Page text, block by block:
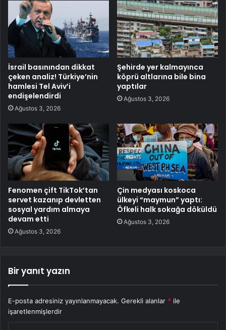
İsrail basınından dikkat
çeken analiz! Türkiye’nin
hamlesi Tel Aviv’i
endişelendirdi
Ağustos 3, 2026
Şehirde yer kalmayınca
köprü altlarına bile bina
yaptılar
Ağustos 3, 2026
Fenomen çift TikTok’tan
servet kazanıp devletten
sosyal yardım almaya
devam etti
Ağustos 3, 2026
Çin medyası koskoca
ülkeyi “maymun” yaptı:
Öfkeli halk sokağa döküldü
Ağustos 3, 2026
Bir yanıt yazın
E-posta adresiniz yayınlanmayacak. Gerekli alanlar * ile
işaretlenmişlerdir